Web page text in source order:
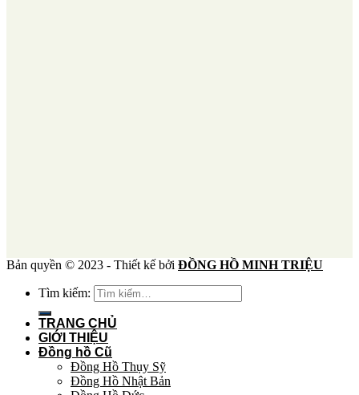
Bản quyền © 2023 - Thiết kế bởi ĐỒNG HỒ MINH TRIỆU
Tìm kiếm:
TRANG CHỦ
GIỚI THIỆU
Đồng hồ Cũ
Đồng Hồ Thụy Sỹ
Đồng Hồ Nhật Bản